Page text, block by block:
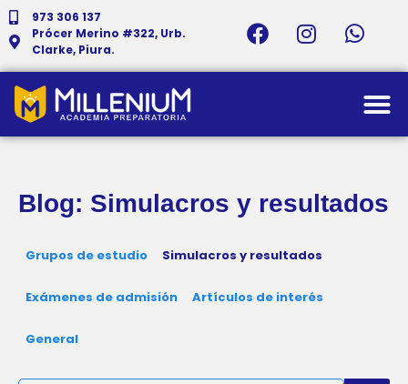
973 306 137
Prócer Merino #322, Urb.
Clarke, Piura.
Blog: Simulacros y resultados
Grupos de estudio Simulacros y resultados
Exámenes de admisión Artículos de interés
General